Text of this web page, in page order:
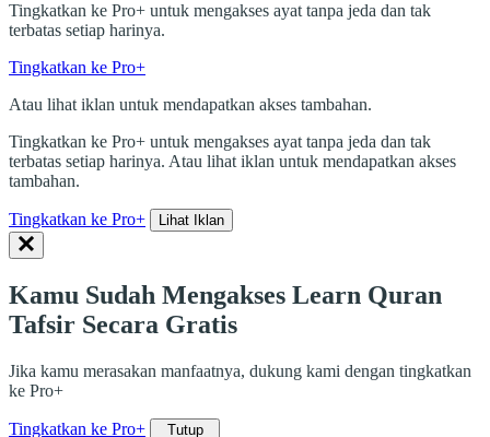
Tingkatkan ke Pro+ untuk mengakses ayat tanpa jeda dan tak
terbatas setiap harinya.
Tingkatkan ke Pro+
Atau lihat iklan untuk mendapatkan akses tambahan.
Tingkatkan ke Pro+ untuk mengakses ayat tanpa jeda dan tak
terbatas setiap harinya. Atau lihat iklan untuk mendapatkan akses
tambahan.
Tingkatkan ke Pro+ Lihat Iklan
Kamu Sudah Mengakses Learn Quran
Tafsir Secara Gratis
Jika kamu merasakan manfaatnya, dukung kami dengan tingkatkan
ke Pro+
Tingkatkan ke Pro+ Tutup